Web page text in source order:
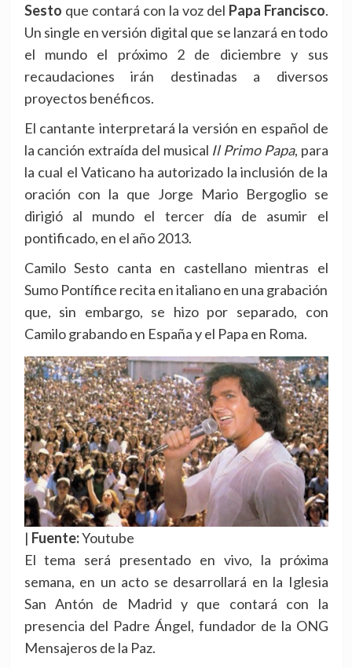
Sesto que contará con la voz del Papa Francisco.
Un single en versión digital que se lanzará en todo
el mundo el próximo 2 de diciembre y sus
recaudaciones irán destinadas a diversos
proyectos benéficos.
El cantante interpretará la versión en español de
la canción extraída del musical Il Primo Papa, para
la cual el Vaticano ha autorizado la inclusión de la
oración con la que Jorge Mario Bergoglio se
dirigió al mundo el tercer día de asumir el
pontificado, en el año 2013.
Camilo Sesto canta en castellano mientras el
Sumo Pontífice recita en italiano en una grabación
que, sin embargo, se hizo por separado, con
Camilo grabando en España y el Papa en Roma.
| Fuente:Youtube
El tema será presentado en vivo, la próxima
semana, en un acto se desarrollará en la Iglesia
San Antón de Madrid y que contará con la
presencia del Padre Ángel, fundador de la ONG
Mensajeros de la Paz.